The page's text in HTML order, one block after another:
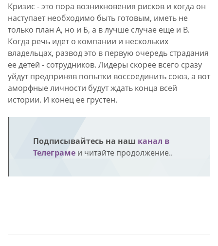
Кризис - это пора возникновения рисков и когда он
наступает необходимо быть готовым, иметь не
только план А, но и Б, а в лучше случае еще и В.
Когда речь идет о компании и нескольких
владельцах, развод это в первую очередь страдания
ее детей - сотрудников. Лидеры скорее всего сразу
уйдут предприняв попытки воссоединить союз, а вот
аморфные личности будут ждать конца всей
истории. И конец ее грустен.
Подписывайтесь на наш канал в
Телеграме и читайте продолжение..